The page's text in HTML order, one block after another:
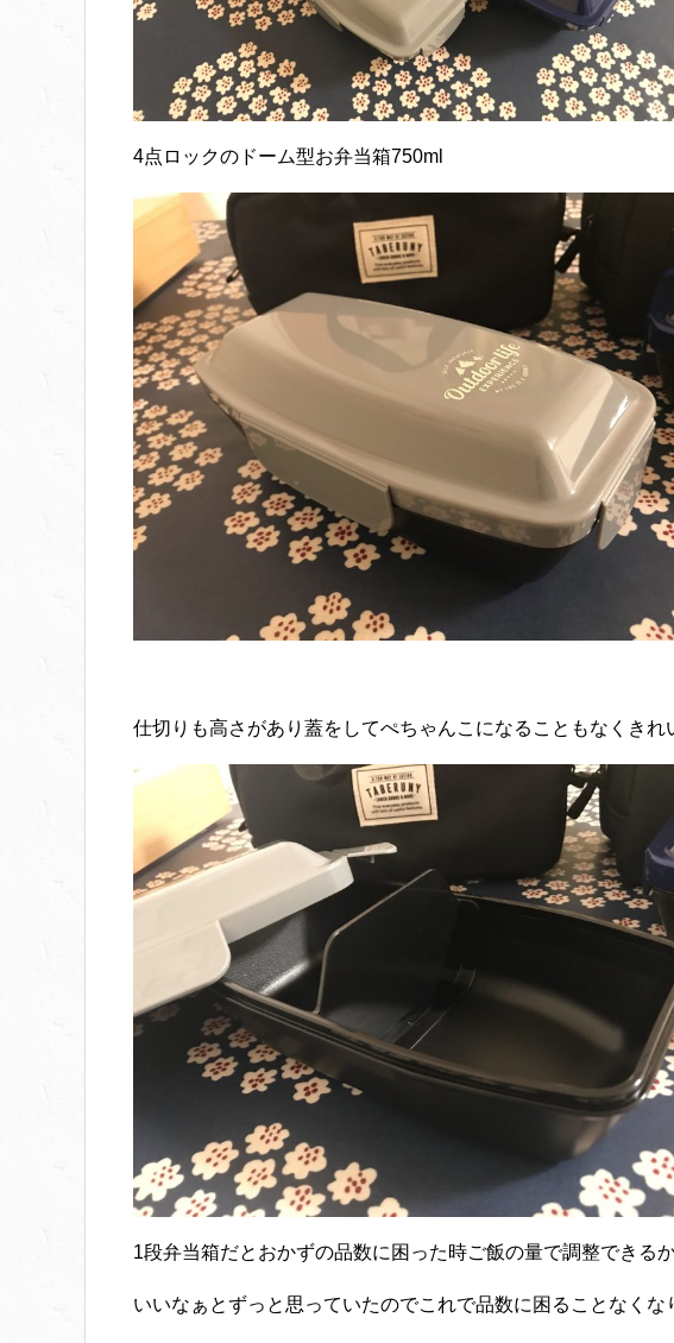
4点ロックのドーム型お弁当箱750ml
仕切りも高さがあり蓋をしてぺちゃんこになることもなくきれ
1段弁当箱だとおかずの品数に困った時ご飯の量で調整できる
いいなぁとずっと思っていたのでこれで品数に困ることなく